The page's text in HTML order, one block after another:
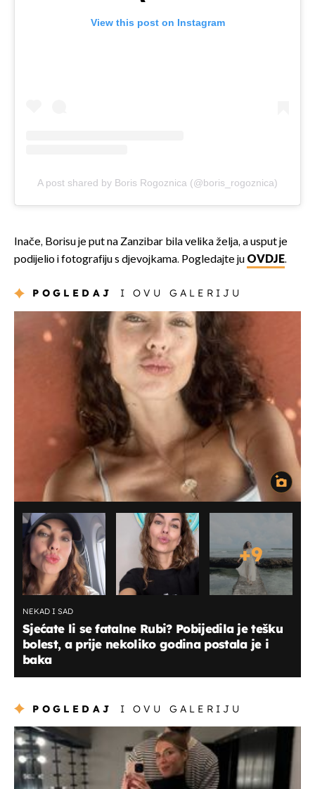
View this post on Instagram
A post shared by Boris Rogoznica (@boris_rogoznica)
Inače, Borisu je put na Zanzibar bila velika želja, a usput je
podijelio i fotografiju s djevojkama. Pogledajte ju OVDJE.
POGLEDAJ I OVU GALERIJU
+9
NEKAD I SAD
Sjećate li se fatalne Rubi? Pobijedila je tešku
bolest, a prije nekoliko godina postala je i
baka
POGLEDAJ I OVU GALERIJU